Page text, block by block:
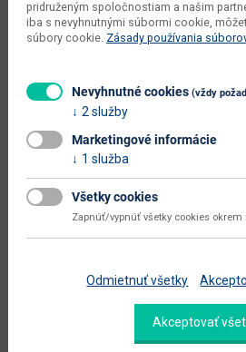
šírka plochy na spanie (cm) 180
hĺbka plochy na spanie (cm) 200
cm)
údržba
hlavná farba hnedá
Alternatívne produkty
pridruženým spoločnostiam a našim
iba s nevyhnutnými súbormi cookie,
súbory cookie. Zásady používania
Nevyhnutné cookies (vždy
2 služby
Marketingové informácie
1 služba
Všetky cookies
Zapnúť/vypnúť všetky cookies okrem
Odmietnuť všetky
Akceptovať